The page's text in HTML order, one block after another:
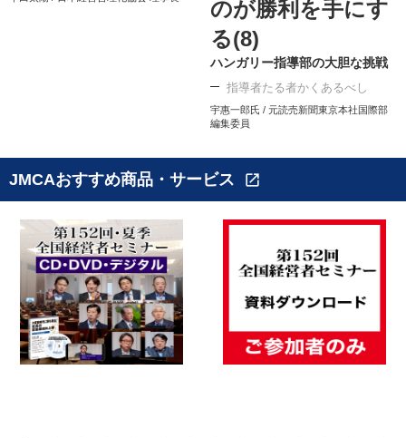
のが勝利を手にす
る(8)
ハンガリー指導部の大胆な挑戦
指導者たる者かくあるべし
宇惠一郎氏 / 元読売新聞東京本社国際部
編集委員
JMCAおすすめ商品・サービス open_in_new